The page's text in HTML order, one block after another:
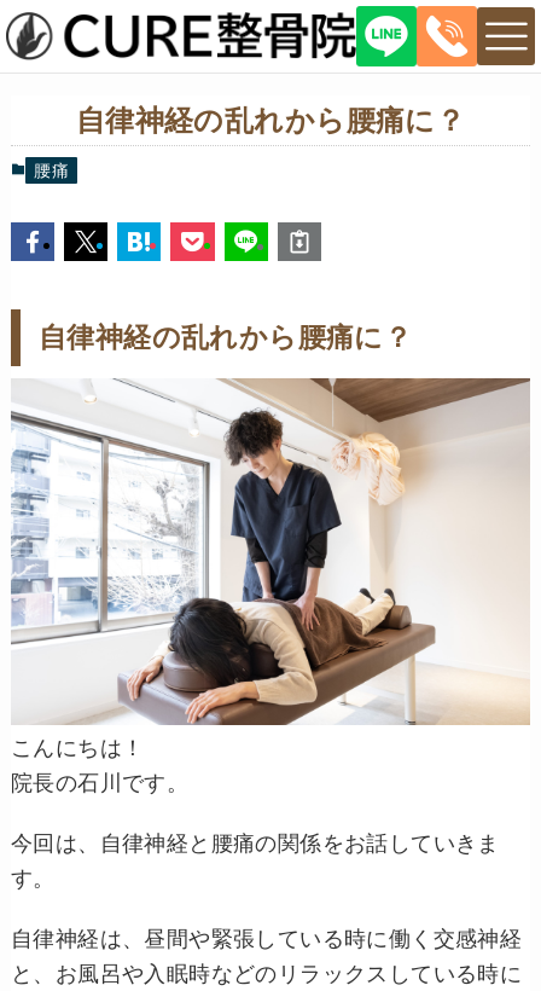
自律神経の乱れから腰痛に？
腰痛
自律神経の乱れから腰痛に？
こんにちは！
院長の石川です。
今回は、自律神経と腰痛の関係をお話していきま
す。
自律神経は、昼間や緊張している時に働く交感神経
と、お風呂や入眠時などのリラックスしている時に